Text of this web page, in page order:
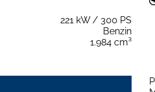
221 kW / 300 PS
Benzin
1.984 cm³